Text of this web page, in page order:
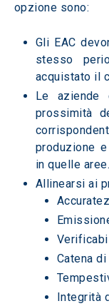
opzione sono:
Gli EAC
stesso
acquistato il
Le aziende
prossimità
produzione
in quelle aree.
Allinearsi ai
Catena
Integrità